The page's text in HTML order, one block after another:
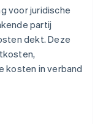
voor juridische
partij
dekt. Deze
kosten in verband